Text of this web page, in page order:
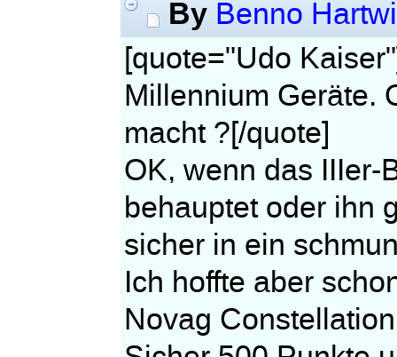
By Benno
[quote="Udo
Millennium Geräte.
macht ?[/quote]
OK, wenn das IIIer-
behauptet oder ihn
sicher in ein
Ich hoffte aber
Novag